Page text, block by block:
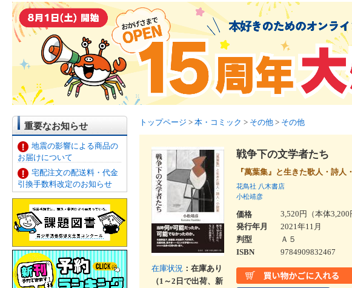
重要なお知らせ
地震の影響による商品の
お届けについて
宅配注文の配送料・代金
引換手数料改定のお知らせ
トップページ > 本・コミック > その他 > その他
在庫状況 ：在庫あり
（1～2日で出荷、新
戦争下の文学者たち
『萬葉集』と生きた歌人・詩人
花鳥社 八木書店
小松靖彦
価格
3,520円（本体3,200
発行年月
2021年11月
判型
Ａ５
ISBN
9784909832467